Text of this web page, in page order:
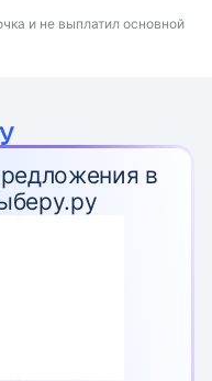
и не выплатил основной
в